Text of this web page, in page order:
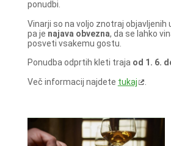
ponudbi.
Vinarji so na voljo znotraj objavljenih
pa je najava obvezna, da se lahko
posveti vsakemu gostu.
Ponudba odprtih kleti traja od 1. 6.
Več informacij najdete tukaj